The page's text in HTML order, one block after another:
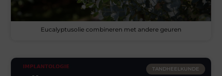
Eucalyptusolie combineren met andere geuren
TANDHEELKUNDE